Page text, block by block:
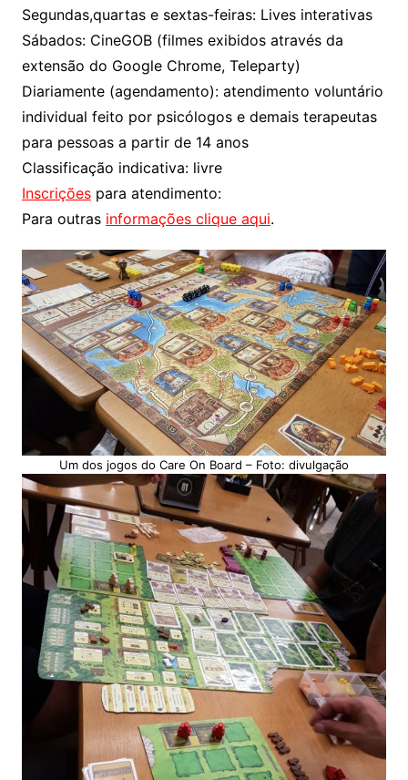
Segundas,quartas e sextas-feiras: Lives interativas
Sábados: CineGOB (filmes exibidos através da
extensão do Google Chrome, Teleparty)
Diariamente (agendamento): atendimento voluntário
individual feito por psicólogos e demais terapeutas
para pessoas a partir de 14 anos
Classificação indicativa: livre
Inscriçõespara atendimento:
Para outras informações clique aqui.
Um dos jogos do Care On Board – Foto: divulgação